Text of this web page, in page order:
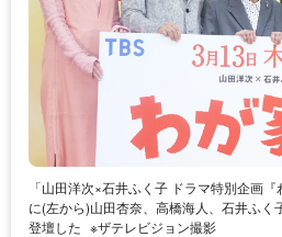
「山田洋次×石井ふく子 ドラマ特別企画
に(左から)山田杏奈、高橋海人、石井ふ
登壇した ※ザテレビジョン撮影